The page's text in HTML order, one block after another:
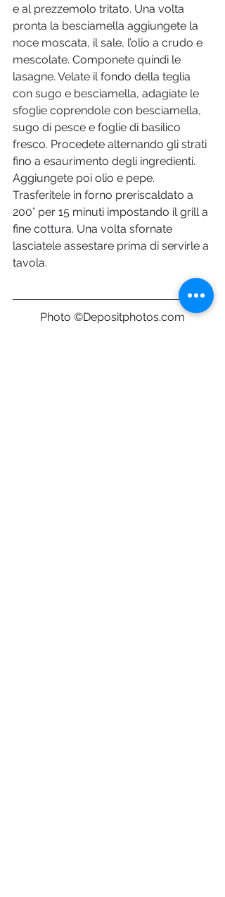
e al prezzemolo tritato. Una volta
pronta la besciamella aggiungete la
noce moscata, il sale, l’olio a crudo e
mescolate. Componete quindi le
lasagne. Velate il fondo della teglia
con sugo e besciamella, adagiate le
sfoglie coprendole con besciamella,
sugo di pesce e foglie di basilico
fresco. Procedete alternando gli strati
fino a esaurimento degli ingredienti.
Aggiungete poi olio e pepe.
Trasferitele in forno preriscaldato a
200° per 15 minuti impostando il grill a
fine cottura. Una volta sfornate
lasciatele assestare prima di servirle a
tavola.
Photo ©Depositphotos.com